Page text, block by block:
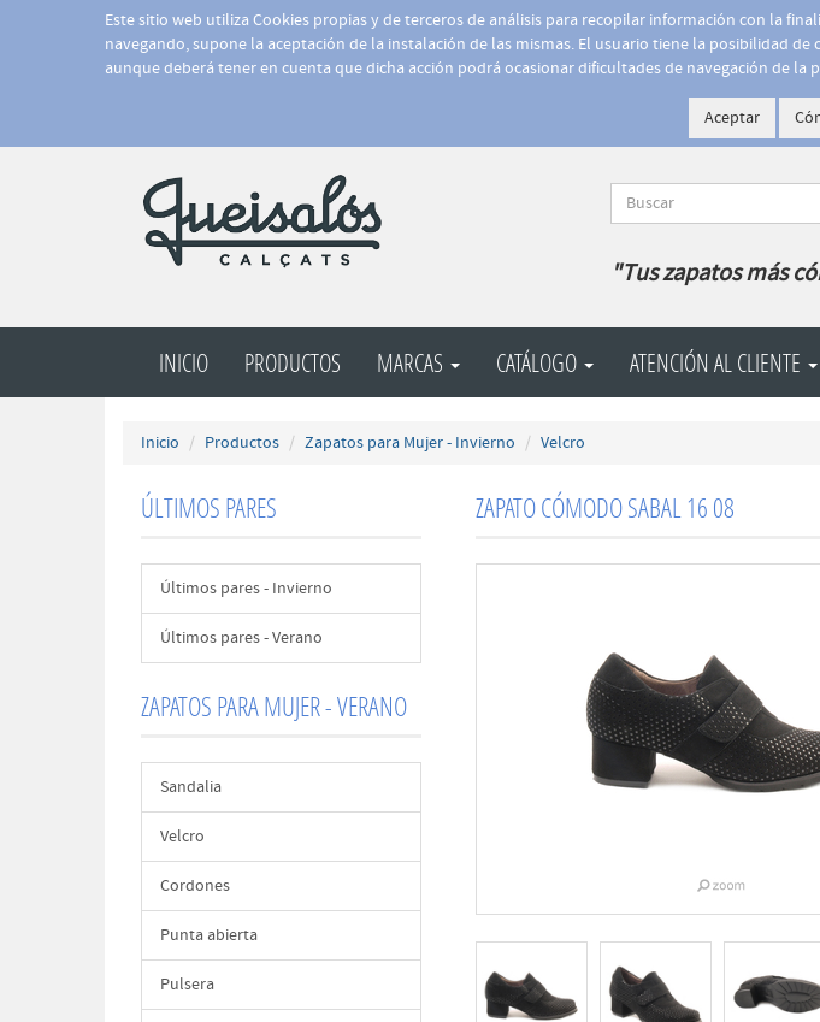
Este sitio web utiliza Cookies propias y de terceros de análisis para recopilar información con la
navegando, supone la aceptación de la instalación de las mismas. El usuario tiene la posibilidad
aunque deberá tener en cuenta que dicha acción podrá ocasionar dificultades de navegación de la
Aceptar
"Tus zapatos más
INICIO PRODUCTOS MARCAS CATÁLOGO ATENCIÓN AL CLIENTE
Inicio Productos Zapatos para Mujer - Invierno Velcro
ÚLTIMOS PARES
Últimos pares - Invierno
Últimos pares - Verano
ZAPATOS PARA MUJER - VERANO
Sandalia
Velcro
Cordones
Punta abierta
Pulsera
ZAPATO CÓMODO SABAL 16 08